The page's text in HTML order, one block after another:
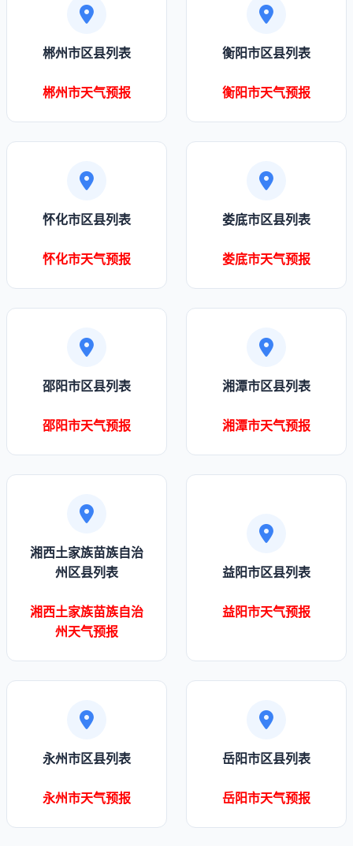
郴州市区县列表
郴州市天气预报
衡阳市区县列表
衡阳市天气预报
怀化市区县列表
怀化市天气预报
娄底市区县列表
娄底市天气预报
邵阳市区县列表
邵阳市天气预报
湘潭市区县列表
湘潭市天气预报
湘西土家族苗族自治
州区县列表
湘西土家族苗族自治
州天气预报
益阳市区县列表
益阳市天气预报
永州市区县列表
永州市天气预报
岳阳市区县列表
岳阳市天气预报